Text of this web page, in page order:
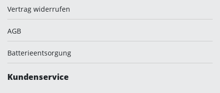
Vertrag widerrufen
AGB
Batterieentsorgung
Kundenservice